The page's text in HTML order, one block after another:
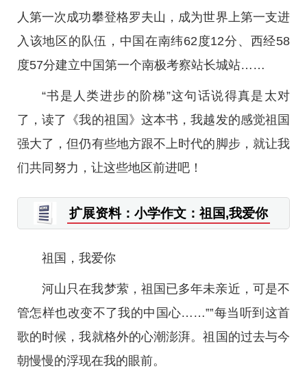
人第一次成功攀登格罗夫山，成为世界上第一支进
入该地区的队伍，中国在南纬62度12分、西经58
度57分建立中国第一个南极考察站长城站……
“书是人类进步的阶梯”这句话说得真是太对
了，读了《我的祖国》这本书，我越发的感觉祖国
强大了，但仍有些地方跟不上时代的脚步，就让我
们共同努力，让这些地区前进吧！
扩展资料：小学作文：祖国,我爱你
祖国，我爱你
河山只在我梦萦，祖国已多年未亲近，可是不
管怎样也改变不了我的中国心……‟‟每当听到这首
歌的时候，我就格外的心潮澎湃。祖国的过去与今
朝慢慢的浮现在我的眼前。